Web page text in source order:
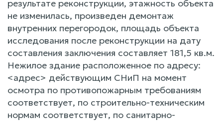
результате реконструкции, этажность объекта
не изменилась, произведен демонтаж
внутренних перегородок, площадь объекта
исследования после реконструкции на дату
составления заключения составляет 181,5 кв.м.
Нежилое здание расположенное по адресу:
<адрес> действующим СНиП на момент
осмотра по противопожарным требованиям
соответствует, по строительно-техническим
нормам соответствует, по санитарно-